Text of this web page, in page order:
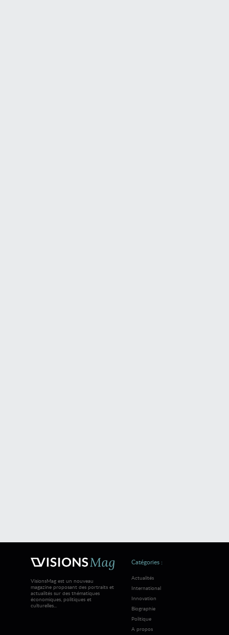
VisionsMag est un nouveau
magazine proposant des portraits et
actualités sur des thématiques
économiques, politiques et
culturelles...
Catégories :
Actualités
International
Innovation
Biographie
Politique
A propos